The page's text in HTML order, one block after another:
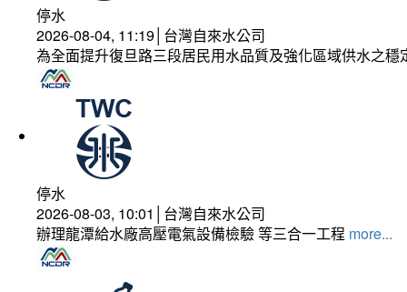
停水
2026-08-04, 11:19│台灣自來水公司
為全面提升復旦路三段居民用水品質及強化區域供水之
停水
2026-08-03, 10:01│台灣自來水公司
辦理龍潭給水廠高壓電氣設備檢驗 等三合一工程 more...